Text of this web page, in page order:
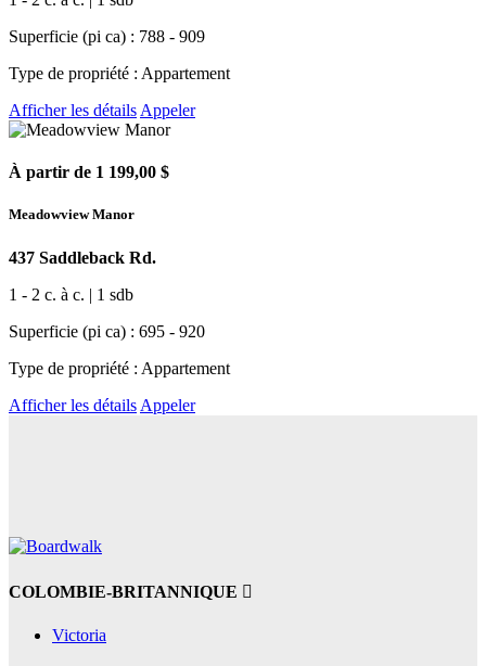
Superficie (pi ca) : 788 - 909
Type de propriété : Appartement
Afficher les détails Appeler
À partir de 1 199,00 $
Meadowview Manor
437 Saddleback Rd.
1 - 2 c. à c. | 1 sdb
Superficie (pi ca) : 695 - 920
Type de propriété : Appartement
Afficher les détails Appeler
COLOMBIE-BRITANNIQUE
Victoria